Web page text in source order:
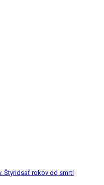
Štyridsať rokov od smrti